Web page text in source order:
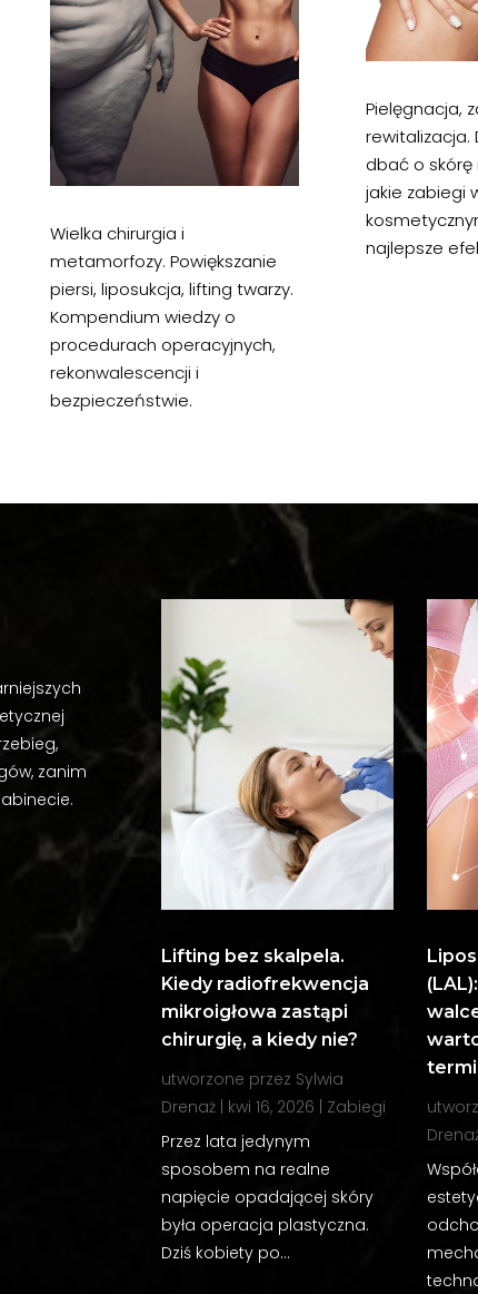
Wielka chirurgia i
metamorfozy. Powiększanie
piersi, liposukcja, lifting twarzy.
Kompendium wiedzy o
procedurach operacyjnych,
rekonwalescencji i
bezpieczeństwie.
Pielęgnacja,
rewitalizacja.
dbać o skórę
jakie zabiegi
najlepsze
zanim
Lifting bez skalpela.
Kiedy radiofrekwencja
mikroigłowa zastąpi
chirurgię, a kiedy nie?
utworzone przez Sylwia
Drenaż| kwi 16, 2026 | Zabiegi
Przez lata jedynym
sposobem na realne
napięcie opadającej skóry
była operacja plastyczna.
Dziś kobiety po...